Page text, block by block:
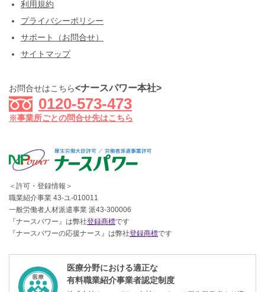
利用規約
プライバシーポリシー
サポート（お問合せ）
サイトマップ
お問合せはこちら<ナースパワー本社>
0120-573-473
※事業所ごとの問合せ先はこちら
＜許可・登録情報＞
職業紹介事業 43-ユ-010011
一般労働者人材派遣事業 派43-300006
『ナースパワー』は弊社登録商標です
『ナースパワーの応援ナース』は弊社登録商標です
医療分野における適正な
有料職業紹介事業者認定制度